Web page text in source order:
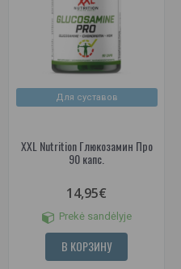
Для суставов
XXL Nutrition Глюкозамин Про
90 капс.
14,95€
Prekė sandėlyje
В КОРЗИНУ